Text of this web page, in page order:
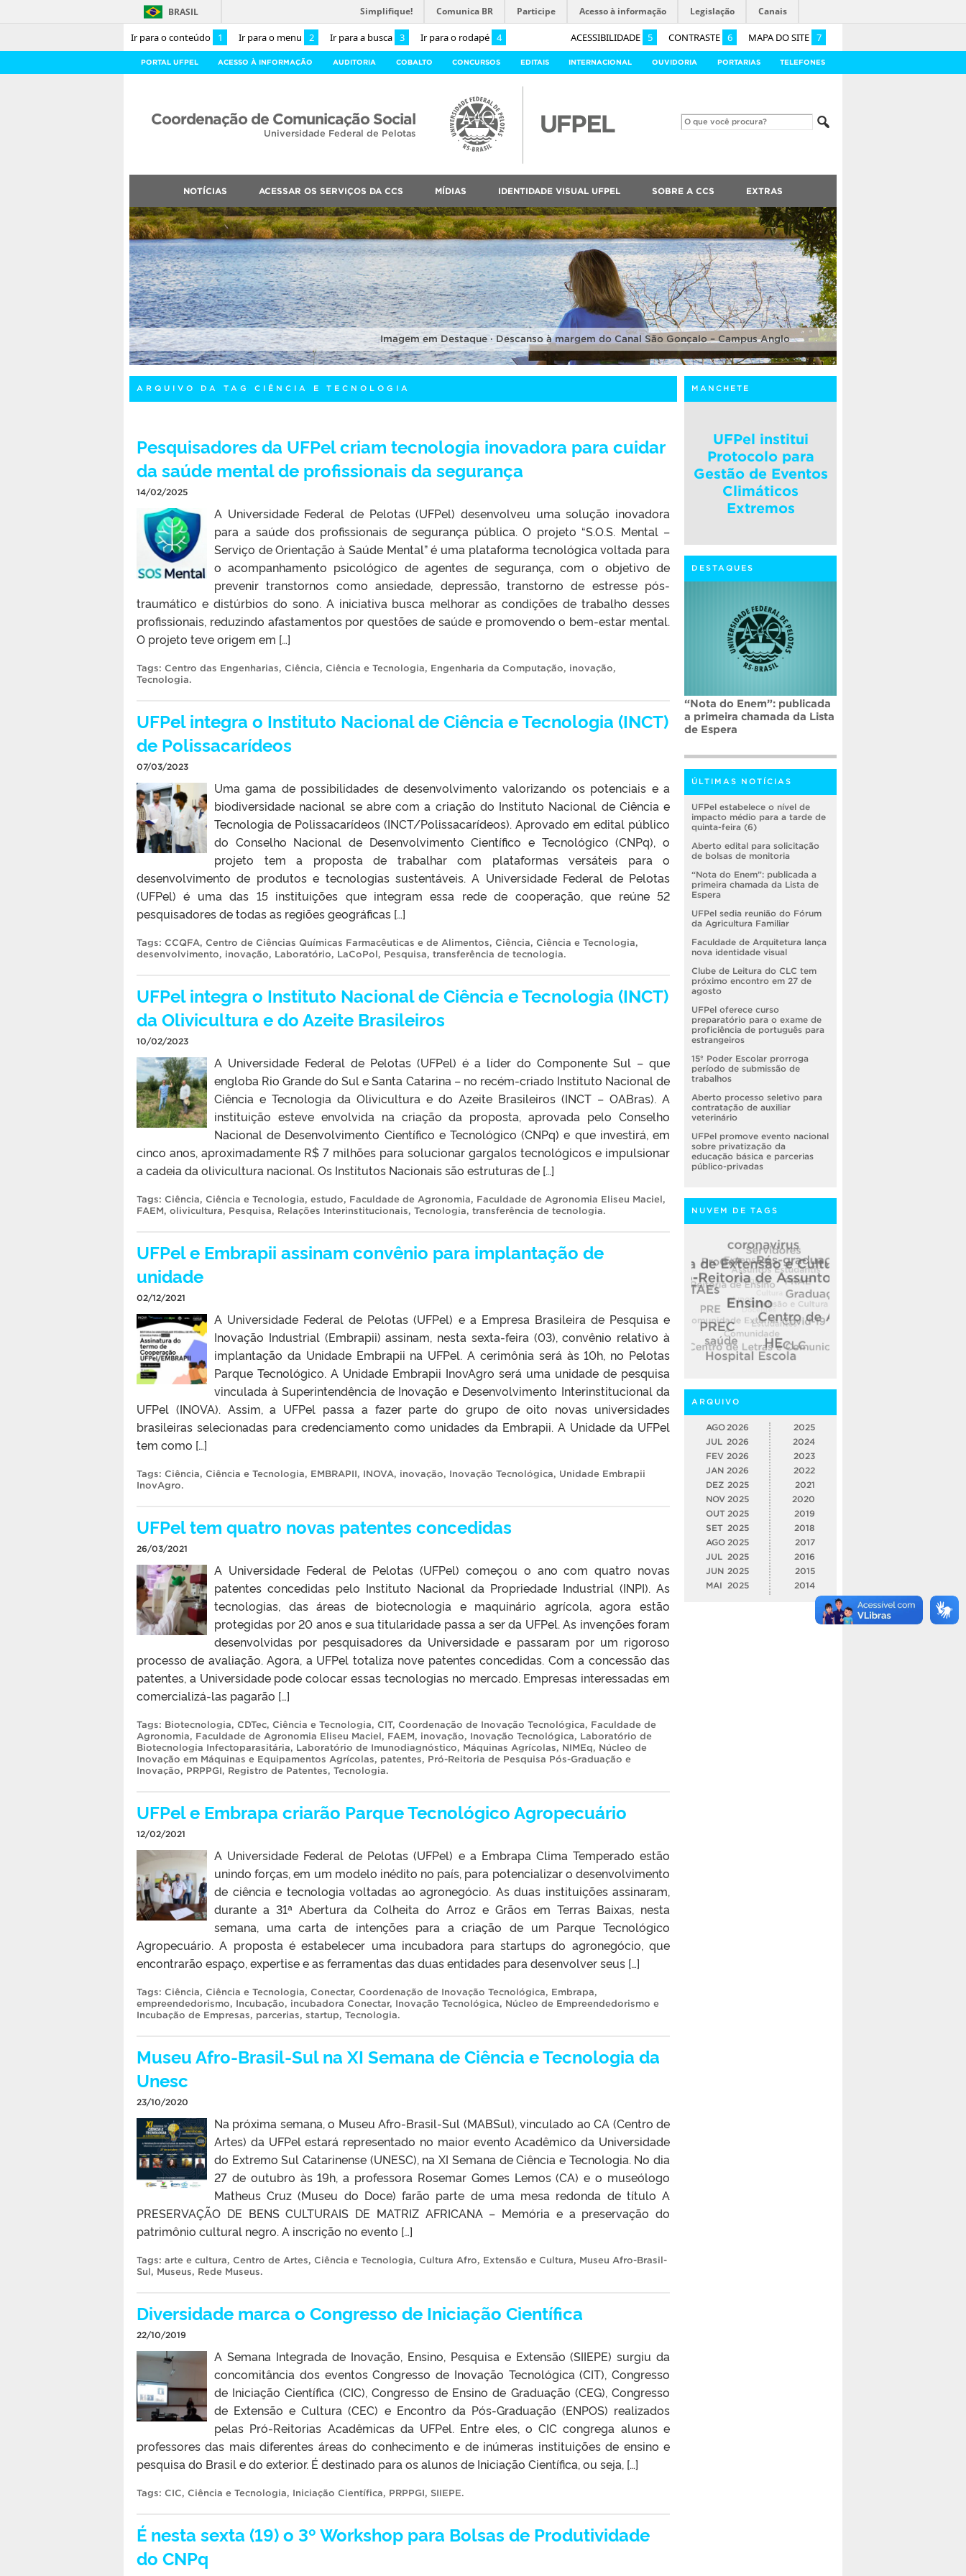
Ir para o conteúdo 1 Ir para o menu 2 Ir para a busca 3 Ir para o rodapé 4 ACESSIBILIDADE 5 CONTRASTE 6 MAPA DO SITE 7
BRASIL Simplifique! Comunica BR Participe Acesso à informação Legislação Canais
PORTAL UFPEL ACESSO À INFORMAÇÃO AUDITORIA COBALTO CONCURSOS EDITAIS INTERNACIONAL OUVIDORIA PORTARIAS TELEFONES
Coordenação de Comunicação Social
Universidade Federal de Pelotas
NOTÍCIAS ACESSAR OS SERVIÇOS DA CCS MÍDIAS IDENTIDADE VISUAL UFPEL SOBRE A CCS EXTRAS
Imagem em Destaque · Descanso à margem do Canal São Gonçalo – Campus Anglo
ARQUIVO DA TAG CIÊNCIA E TECNOLOGIA
Pesquisadores da UFPel criam tecnologia inovadora para cuidar
da saúde mental de profissionais da segurança
14/02/2025
A Universidade Federal de Pelotas (UFPel) desenvolveu uma solução inovadora
para a saúde dos profissionais de segurança pública. O projeto “S.O.S. Mental –
Serviço de Orientação à Saúde Mental” é uma plataforma tecnológica voltada para
o acompanhamento psicológico de agentes de segurança, com o objetivo de
prevenir transtornos como ansiedade, depressão, transtorno de estresse pós-
traumático e distúrbios do sono. A iniciativa busca melhorar as condições de trabalho desses
profissionais, reduzindo afastamentos por questões de saúde e promovendo o bem-estar mental.
O projeto teve origem em […]
Tags: Centro das Engenharias, Ciência, Ciência e Tecnologia, Engenharia da Computação, inovação,
Tecnologia.
UFPel integra o Instituto Nacional de Ciência e Tecnologia (INCT)
de Polissacarídeos
07/03/2023
Uma gama de possibilidades de desenvolvimento valorizando os potenciais e a
biodiversidade nacional se abre com a criação do Instituto Nacional de Ciência e
Tecnologia de Polissacarídeos (INCT/Polissacarídeos). Aprovado em edital público
do Conselho Nacional de Desenvolvimento Científico e Tecnológico (CNPq), o
projeto tem a proposta de trabalhar com plataformas versáteis para o
desenvolvimento de produtos e tecnologias sustentáveis. A Universidade Federal de Pelotas
(UFPel) é uma das 15 instituições que integram essa rede de cooperação, que reúne 52
pesquisadores de todas as regiões geográficas […]
Tags: CCQFA, Centro de Ciências Químicas Farmacêuticas e de Alimentos, Ciência, Ciência e Tecnologia,
desenvolvimento, inovação, Laboratório, LaCoPol, Pesquisa, transferência de tecnologia.
UFPel integra o Instituto Nacional de Ciência e Tecnologia (INCT)
da Olivicultura e do Azeite Brasileiros
10/02/2023
A Universidade Federal de Pelotas (UFPel) é a líder do Componente Sul – que
engloba Rio Grande do Sul e Santa Catarina – no recém-criado Instituto Nacional de
Ciência e Tecnologia da Olivicultura e do Azeite Brasileiros (INCT – OABras). A
instituição esteve envolvida na criação da proposta, aprovada pelo Conselho
Nacional de Desenvolvimento Científico e Tecnológico (CNPq) e que investirá, em
cinco anos, aproximadamente R$ 7 milhões para solucionar gargalos tecnológicos e impulsionar
a cadeia da olivicultura nacional. Os Institutos Nacionais são estruturas de […]
Tags: Ciência, Ciência e Tecnologia, estudo, Faculdade de Agronomia, Faculdade de Agronomia Eliseu Maciel,
FAEM, olivicultura, Pesquisa, Relações Interinstitucionais, Tecnologia, transferência de tecnologia.
UFPel e Embrapii assinam convênio para implantação de
unidade
02/12/2021
A Universidade Federal de Pelotas (UFPel) e a Empresa Brasileira de Pesquisa e
Inovação Industrial (Embrapii) assinam, nesta sexta-feira (03), convênio relativo à
implantação da Unidade Embrapii na UFPel. A cerimônia será às 10h, no Pelotas
Parque Tecnológico. A Unidade Embrapii InovAgro será uma unidade de pesquisa
vinculada à Superintendência de Inovação e Desenvolvimento Interinstitucional da
UFPel (INOVA). Assim, a UFPel passa a fazer parte do grupo de oito novas universidades
brasileiras selecionadas para credenciamento como unidades da Embrapii. A Unidade da UFPel
tem como […]
Tags: Ciência, Ciência e Tecnologia, EMBRAPII, INOVA, inovação, Inovação Tecnológica, Unidade Embrapii
InovAgro.
UFPel tem quatro novas patentes concedidas
26/03/2021
A Universidade Federal de Pelotas (UFPel) começou o ano com quatro novas
patentes concedidas pelo Instituto Nacional da Propriedade Industrial (INPI). As
tecnologias, das áreas de biotecnologia e maquinário agrícola, agora estão
protegidas por 20 anos e sua titularidade passa a ser da UFPel. As invenções foram
desenvolvidas por pesquisadores da Universidade e passaram por um rigoroso
processo de avaliação. Agora, a UFPel totaliza nove patentes concedidas. Com a concessão das
patentes, a Universidade pode colocar essas tecnologias no mercado. Empresas interessadas em
comercializá-las pagarão […]
Tags: Biotecnologia, CDTec, Ciência e Tecnologia, CIT, Coordenação de Inovação Tecnológica, Faculdade de
Agronomia, Faculdade de Agronomia Eliseu Maciel, FAEM, inovação, Inovação Tecnológica, Laboratório de
Biotecnologia Infectoparasitária, Laboratório de Imunodiagnóstico, Máquinas Agrícolas, NIMEq, Núcleo de
Inovação em Máquinas e Equipamentos Agrícolas, patentes, Pró-Reitoria de Pesquisa Pós-Graduação e
Inovação, PRPPGI, Registro de Patentes, Tecnologia.
UFPel e Embrapa criarão Parque Tecnológico Agropecuário
12/02/2021
A Universidade Federal de Pelotas (UFPel) e a Embrapa Clima Temperado estão
unindo forças, em um modelo inédito no país, para potencializar o desenvolvimento
de ciência e tecnologia voltadas ao agronegócio. As duas instituições assinaram,
durante a 31ª Abertura da Colheita do Arroz e Grãos em Terras Baixas, nesta
semana, uma carta de intenções para a criação de um Parque Tecnológico
Agropecuário. A proposta é estabelecer uma incubadora para startups do agronegócio, que
encontrarão espaço, expertise e as ferramentas das duas entidades para desenvolver seus […]
Tags: Ciência, Ciência e Tecnologia, Conectar, Coordenação de Inovação Tecnológica, Embrapa,
empreendedorismo, Incubação, incubadora Conectar, Inovação Tecnológica, Núcleo de Empreendedorismo e
Incubação de Empresas, parcerias, startup, Tecnologia.
Museu Afro-Brasil-Sul na XI Semana de Ciência e Tecnologia da
Unesc
23/10/2020
Na próxima semana, o Museu Afro-Brasil-Sul (MABSul), vinculado ao CA (Centro de
Artes) da UFPel estará representado no maior evento Acadêmico da Universidade
do Extremo Sul Catarinense (UNESC), na XI Semana de Ciência e Tecnologia. No dia
27 de outubro às 19h, a professora Rosemar Gomes Lemos (CA) e o museólogo
Matheus Cruz (Museu do Doce) farão parte de uma mesa redonda de título A
PRESERVAÇÃO DE BENS CULTURAIS DE MATRIZ AFRICANA – Memória e a preservação do
patrimônio cultural negro. A inscrição no evento […]
Tags: arte e cultura, Centro de Artes, Ciência e Tecnologia, Cultura Afro, Extensão e Cultura, Museu Afro-Brasil-
Sul, Museus, Rede Museus.
Diversidade marca o Congresso de Iniciação Científica
22/10/2019
A Semana Integrada de Inovação, Ensino, Pesquisa e Extensão (SIIEPE) surgiu da
concomitância dos eventos Congresso de Inovação Tecnológica (CIT), Congresso
de Iniciação Científica (CIC), Congresso de Ensino de Graduação (CEG), Congresso
de Extensão e Cultura (CEC) e Encontro da Pós-Graduação (ENPOS) realizados
pelas Pró-Reitorias Acadêmicas da UFPel. Entre eles, o CIC congrega alunos e
professores das mais diferentes áreas do conhecimento e de inúmeras instituições de ensino e
pesquisa do Brasil e do exterior. É destinado para os alunos de Iniciação Científica, ou seja, […]
Tags: CIC, Ciência e Tecnologia, Iniciação Científica, PRPPGI, SIIEPE.
É nesta sexta (19) o 3º Workshop para Bolsas de Produtividade
do CNPq​
MANCHETE
UFPel institui
Protocolo para
Gestão de Eventos
Climáticos
Extremos
DESTAQUES
“Nota do Enem”: publicada
a primeira chamada da Lista
de Espera
ÚLTIMAS NOTÍCIAS
UFPel estabelece o nível de
impacto médio para a tarde de
quinta-feira (6)
Aberto edital para solicitação
de bolsas de monitoria
“Nota do Enem”: publicada a
primeira chamada da Lista de
Espera
UFPel sedia reunião do Fórum
da Agricultura Familiar
Faculdade de Arquitetura lança
nova identidade visual
Clube de Leitura do CLC tem
próximo encontro em 27 de
agosto
UFPel oferece curso
preparatório para o exame de
proficiência de português para
estrangeiros
15º Poder Escolar prorroga
período de submissão de
trabalhos
Aberto processo seletivo para
contratação de auxiliar
veterinário
UFPel promove evento nacional
sobre privatização da
educação básica e parcerias
público-privadas
NUVEM DE TAGS
ARQUIVO
AGO 2026
JUL 2026
FEV 2026
JAN 2026
DEZ 2025
NOV 2025
OUT 2025
SET 2025
AGO 2025
JUL
2025
JUN 2025
MAI
2025
2025
2024
2023
2022
2021
2020
2019
2018
2017
2016
2015
2014